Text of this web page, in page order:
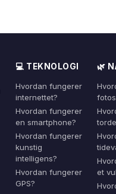
💻 TEKNOLOGI
Hvordan fungerer
internettet?
Hvordan fungerer
en smartphone?
Hvordan fungerer
kunstig
intelligens?
Hvordan fungerer
GPS?
🌿
et